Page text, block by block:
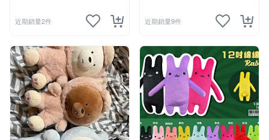
近期銷量2件 近期銷量9件